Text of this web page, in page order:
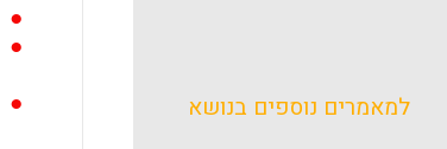
למאמרים נוספים בנושא